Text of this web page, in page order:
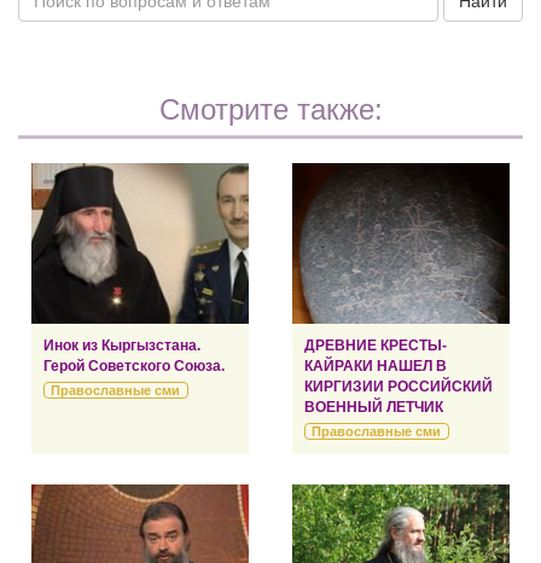
Смотрите также:
Инок из Кыргызстана.
Герой Советского Союза.
Православные сми
ДРЕВНИЕ КРЕСТЫ-
КАЙРАКИ НАШЕЛ В
КИРГИЗИИ РОССИЙСКИЙ
ВОЕННЫЙ ЛЕТЧИК
Православные сми